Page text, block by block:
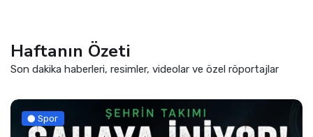
Haftanın Özeti
Son dakika haberleri, resimler, videolar ve özel röportajlar
Spor